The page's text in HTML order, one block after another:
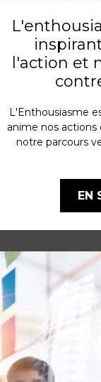
l'action et
L'Enthousiasme
anime nos
notre parcours
EN